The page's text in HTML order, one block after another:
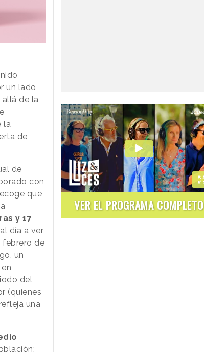
un lado,
de la
la
de
de
con
que
y 17
día a ver
febrero de
un
del
(quienes
una
VER EL PROGRAMA COMPLETO